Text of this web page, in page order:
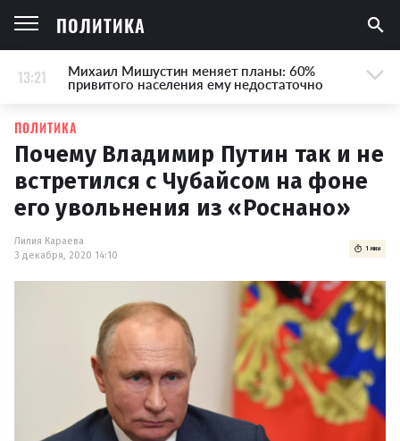
ПОЛИТИКА
13:21 Михаил Мишустин меняет планы: 60%
привитого населения ему недостаточно
ПОЛИТИКА
Почему Владимир Путин так и не
встретился с Чубайсом на фоне
его увольнения из «Роснано»
Лилия Караева
3 декабря, 2020 14:10
1 мин